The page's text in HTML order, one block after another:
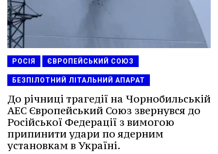
РОСІЯ ЄВРОПЕЙСЬКИЙ СОЮЗ
БЕЗПІЛОТНИЙ ЛІТАЛЬНИЙ АПАРАТ
До річниці трагедії на Чорнобильській
АЕС Європейський Союз звернувся до
Російської Федерації з вимогою
припинити удари по ядерним
установкам в Україні.